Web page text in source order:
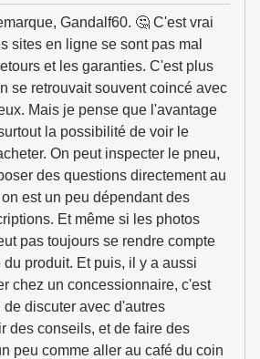
Gandalf60. 🤔 C'est vrai
sites en ligne se sont pas mal
et les garanties. C'est plus
se retrouvait souvent coincé avec
Mais je pense que l'avantage
la possibilité de voir le
On peut inspecter le pneu,
des questions directement au
est un peu dépendant des
Et même si les photos
pas toujours se rendre compte
produit. Et puis, il y a aussi
chez un concessionnaire, c'est
discuter avec d'autres
des conseils, et de faire des
peu comme aller au café du coin